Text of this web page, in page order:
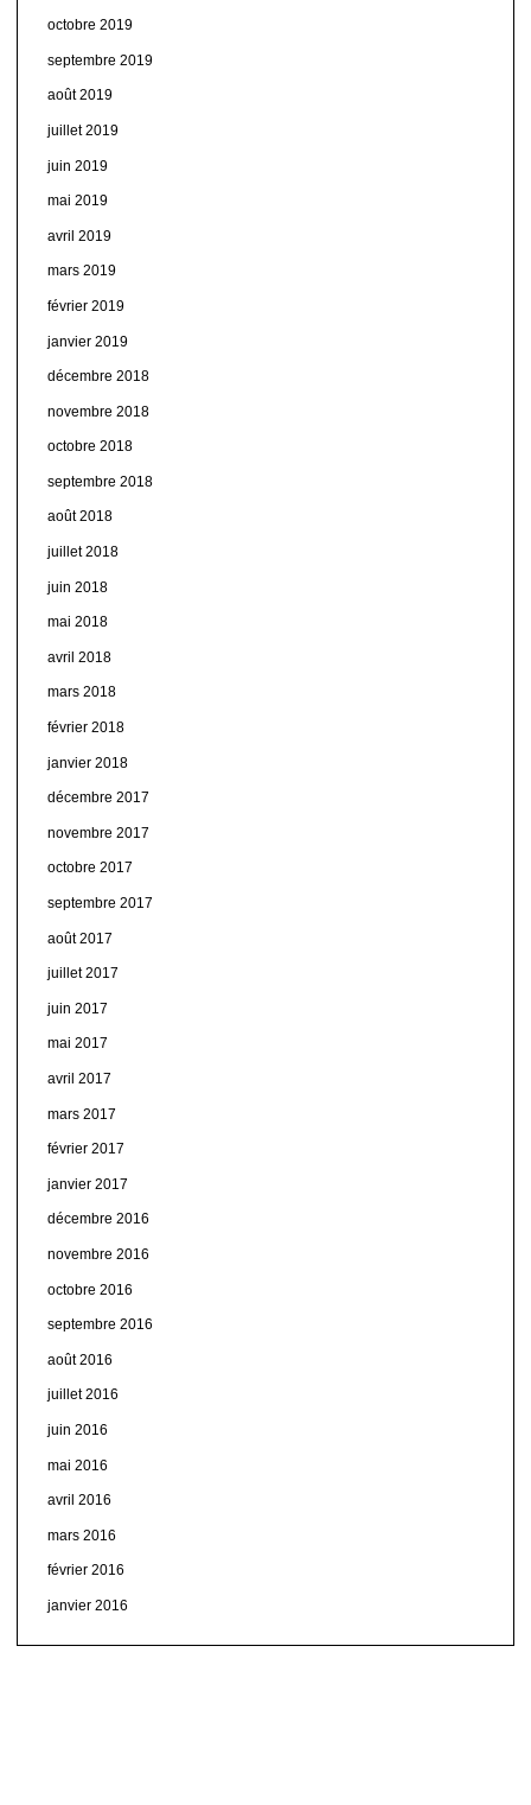
octobre 2019
septembre 2019
août 2019
juillet 2019
juin 2019
mai 2019
avril 2019
mars 2019
février 2019
janvier 2019
décembre 2018
novembre 2018
octobre 2018
septembre 2018
août 2018
juillet 2018
juin 2018
mai 2018
avril 2018
mars 2018
février 2018
janvier 2018
décembre 2017
novembre 2017
octobre 2017
septembre 2017
août 2017
juillet 2017
juin 2017
mai 2017
avril 2017
mars 2017
février 2017
janvier 2017
décembre 2016
novembre 2016
octobre 2016
septembre 2016
août 2016
juillet 2016
juin 2016
mai 2016
avril 2016
mars 2016
février 2016
janvier 2016